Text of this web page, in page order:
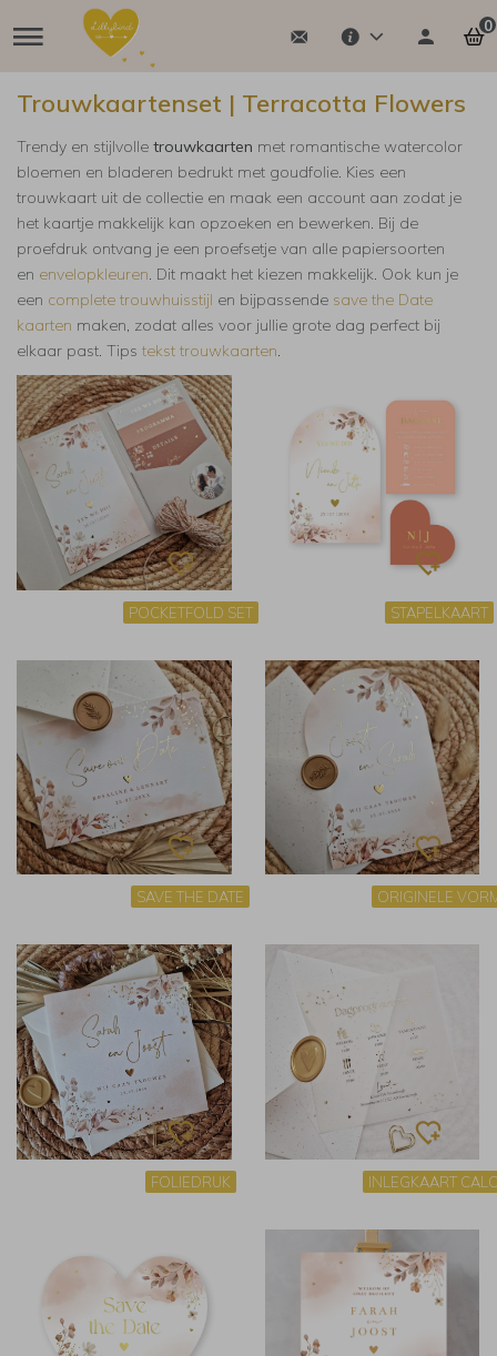
0
Trouwkaartenset | Terracotta Flowers
Trendy en stijlvolle trouwkaarten met romantische watercolor
bloemen en bladeren bedrukt met goudfolie. Kies een
trouwkaart uit de collectie en maak een account aan zodat je
het kaartje makkelijk kan opzoeken en bewerken. Bij de
proefdruk ontvang je een proefsetje van alle papiersoorten
en envelopkleuren. Dit maakt het kiezen makkelijk. Ook kun je
een complete trouwhuisstijl en bijpassende save the Date
kaarten maken, zodat alles voor jullie grote dag perfect bij
elkaar past. Tips tekst trouwkaarten.
POCKETFOLD SET STAPELKAART
SAVE THE DATE ORIGINELE
FOLIEDRUK INLEGKAART